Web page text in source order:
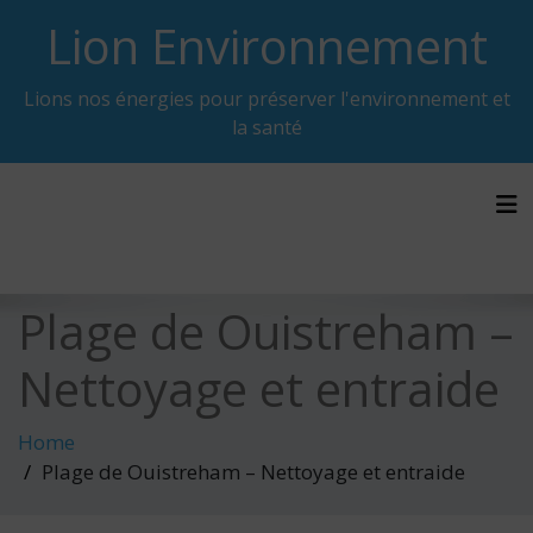
contentLion Environnement
Lions nos énergies pour préserver l'environnement et
la santé
Plage de Ouistreham –
Nettoyage et entraide
Home
Plage de Ouistreham – Nettoyage et entraide